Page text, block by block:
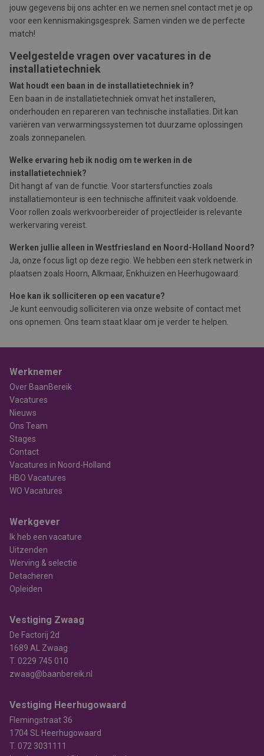
jouw gegevens bij ons achter en we nemen snel contact met je op
voor een kennismakingsgesprek. Samen vinden we de perfecte
match!
Veelgestelde vragen over vacatures in de
installatietechniek
Wat houdt een baan in de installatietechniek in?
Een baan in de installatietechniek omvat het installeren,
onderhouden en repareren van technische installaties. Dit kan
variëren van verwarmingssystemen tot duurzame oplossingen
zoals zonnepanelen.
Welke ervaring heb ik nodig om te werken in de
installatietechniek?
Dit hangt af van de functie. Voor startersfuncties zoals
installatiemonteur is een technische affiniteit vaak voldoende.
Voor rollen zoals werkvoorbereider of projectleider is relevante
werkervaring vereist.
Werken jullie alleen in Westfriesland en Noord-Holland Noord?
Ja, onze focus ligt op deze regio. We hebben een sterk netwerk in
plaatsen zoals Hoorn, Alkmaar, Enkhuizen en Heerhugowaard.
Hoe kan ik solliciteren op een vacature?
Je kunt eenvoudig solliciteren via onze website of contact met
ons opnemen. Ons team staat klaar om je verder te helpen.
Werknemer
Over BaanBereik
Vacatures
Nieuws
Ons Team
Stages
Contact
Vacatures in Noord-Holland
HBO Vacatures
WO Vacatures
Werkgever
Ik heb een vacature
Uitzenden
Werving & selectie
Detacheren
Opleiden
Vestiging Zwaag
De Factorij 2d
1689 AL Zwaag
T. 0229 745 010
zwaag@baanbereik.nl
Vestiging Heerhugowaard
Flemingstraat 36
1704 SL Heerhugowaard
T. 072 3031111